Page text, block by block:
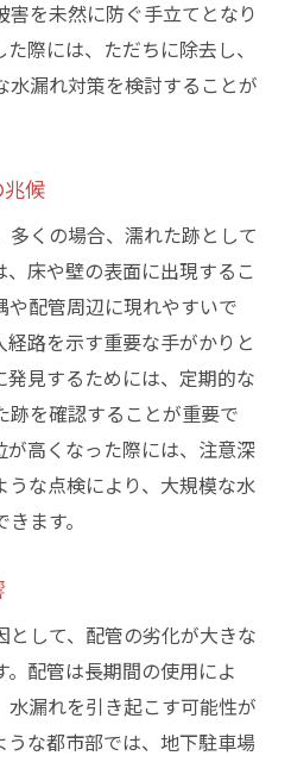
害を未然に防ぐ手立てとなり
際には、ただちに除去し、
漏れ対策を検討することが
候
くの場合、濡れた跡として
床や壁の表面に出現するこ
や配管周辺に現れやすいで
路を示す重要な手がかりと
見するためには、定期的な
跡を確認することが重要で
高くなった際には、注意深
うな点検により、大規模な水
ます。
して、配管の劣化が大きな
配管は長期間の使用によ
水漏れを引き起こす可能性が
うな都市部では、地下駐車場